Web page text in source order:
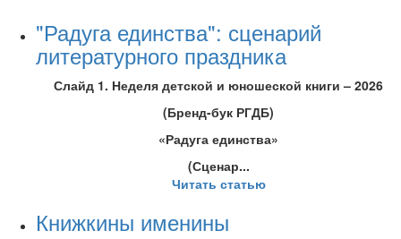
"Радуга единства": сценарий
литературного праздника
Слайд 1. Неделя детской и юношеской книги – 2026
(Бренд-бук РГДБ)
«Радуга единства»
(Сценар...
Читать статью
Книжкины именины